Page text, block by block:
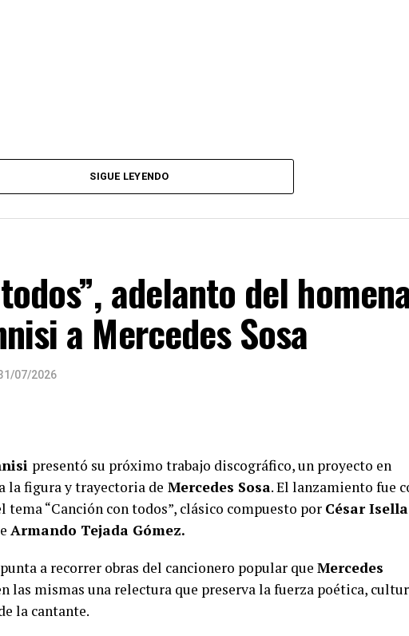
SIGUE LEYENDO
adelanto del
a Mercedes Sosa
07/2026
presentó su próximo trabajo discográfico, un proyecto en
la figura y trayectoria de Mercedes Sosa. El lanzamiento fue
tema “Canción con todos”, clásico compuesto por César Isella
Armando Tejada Gómez.
a recorrer obras del cancionero popular que Mercedes
las mismas una relectura que preserva la fuerza poética,
la cantante.